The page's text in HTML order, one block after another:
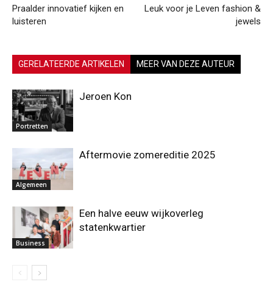
Praalder innovatief kijken en
luisteren
Leuk voor je Leven fashion &
jewels
GERELATEERDE ARTIKELEN MEER VAN DEZE AUTEUR
Portretten
Jeroen Kon
Algemeen
Aftermovie zomereditie 2025
Business
Een halve eeuw wijkoverleg
statenkwartier